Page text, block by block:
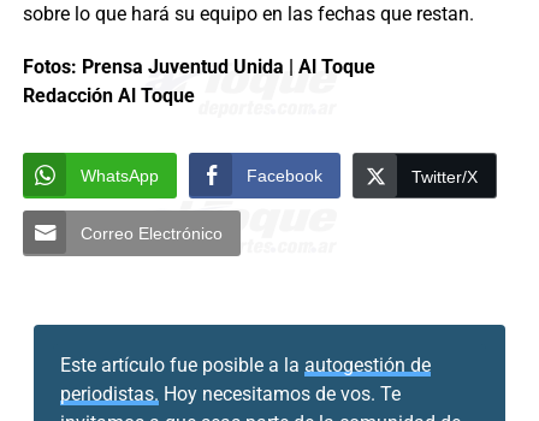
sobre lo que hará su equipo en las fechas que restan.
Fotos: Prensa Juventud Unida | Al Toque
Redacción Al Toque
WhatsApp Facebook Twitter/X
Correo Electrónico
Este artículo fue posible a la autogestión de
periodistas. Hoy necesitamos de vos. Te